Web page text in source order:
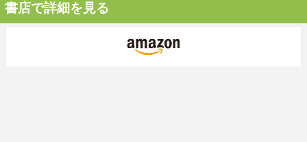
書店で詳細を見る